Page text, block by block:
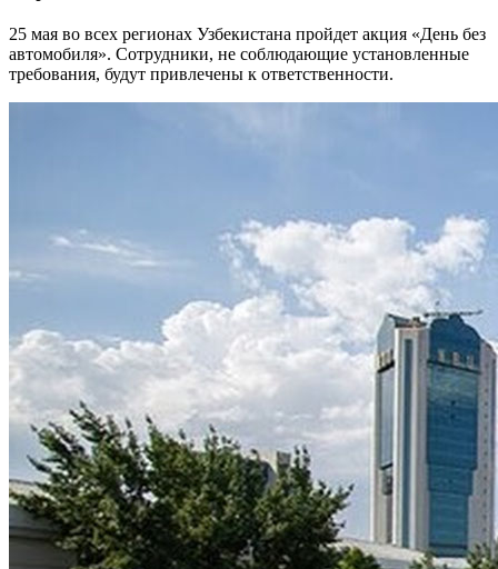
25 мая во всех регионах Узбекистана пройдет акция «День без
автомобиля». Сотрудники, не соблюдающие установленные
требования, будут привлечены к ответственности.